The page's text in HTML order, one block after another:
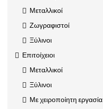
Μεταλλικοί
Ζωγραφιστοί
Ξύλινοι
Επιτοίχειοι
Μεταλλικοί
Ξύλινοι
Με χειροποίητη εργασία